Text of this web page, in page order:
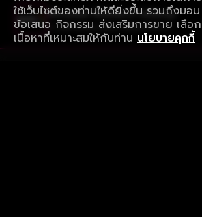
ใช้เว็บไซต์ของท่านให้ดียิ่งขึ้น รวมถึงมอบ
ข้อเสนอ กิจกรรม ส่งเสริมการขาย เลือก
เนื้อหาที่เหมาะสมให้กับท่าน นโยบายคุกกี้
ใช้งานแอป ลื่นไหลกว่า ไม่มีสะดุด
ดาวน์โหลดแอปเพื่อการรับชมที่ดีกว่า